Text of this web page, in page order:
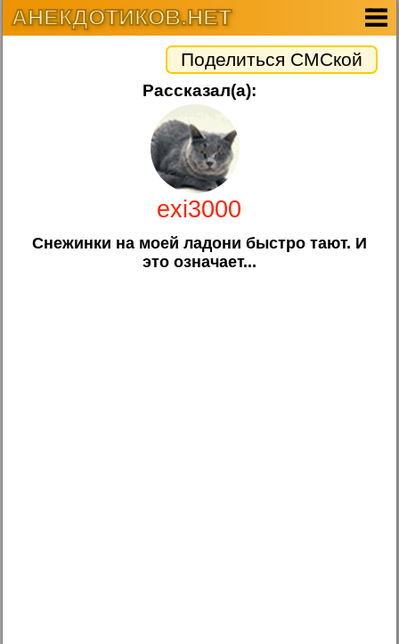
АНЕКДОТИКОВ.НЕТ
Поделиться СМСкой
Рассказал(а):
exi3000
Снежинки на моей ладони быстро тают. И
это означает...